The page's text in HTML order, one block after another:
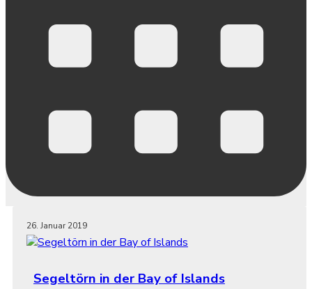
26. Januar 2019
Segeltörn in der Bay of Islands